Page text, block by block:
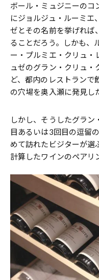
ボール・ミュジニーのコ
にジョルジュ・ルーミエ
ゼとその名前を挙げれば
ることだろう。しかも、
ー・プルミエ・クリュ・
ュゼのグラン・クリュ
ど、都内のレストランで
の穴場を奥入瀬に発見し
しかし、そうしたグラ
目あるいは3回目の逗留
めて訪れたビジターが選
計算したワインのペアリ